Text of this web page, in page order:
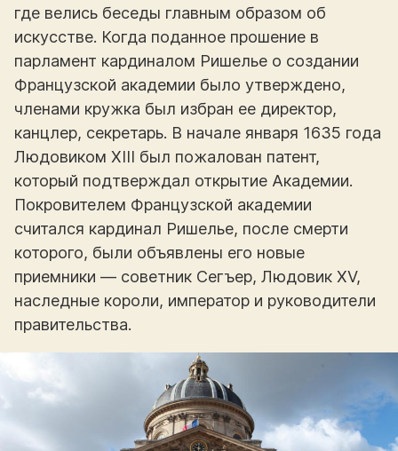
где велись беседы главным образом об
искусстве. Когда поданное прошение в
парламент кардиналом Ришелье о создании
Французской академии было утверждено,
членами кружка был избран ее директор,
канцлер, секретарь. В начале января 1635 года
Людовиком XIII был пожалован патент,
который подтверждал открытие Академии.
Покровителем Французской академии
считался кардинал Ришелье, после смерти
которого, были объявлены его новые
приемники — советник Сегъер, Людовик XV,
наследные короли, император и руководители
правительства.